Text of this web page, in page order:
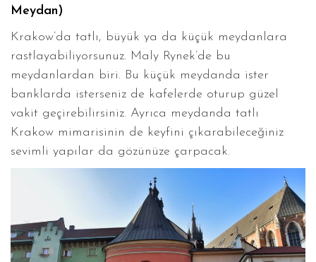
Meydan)
Krakow’da tatlı, büyük ya da küçük meydanlara
rastlayabiliyorsunuz. Maly Rynek’de bu
meydanlardan biri. Bu küçük meydanda ister
banklarda isterseniz de kafelerde oturup güzel
vakit geçirebilirsiniz. Ayrıca meydanda tatlı
Krakow mimarisinin de keyfini çıkarabileceğiniz
sevimli yapılar da gözünüze çarpacak.